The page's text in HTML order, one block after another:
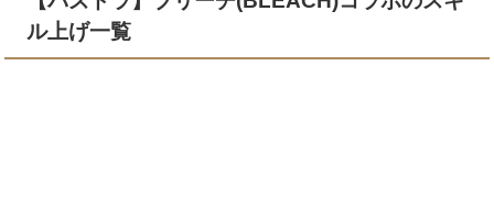
ル上げ一覧